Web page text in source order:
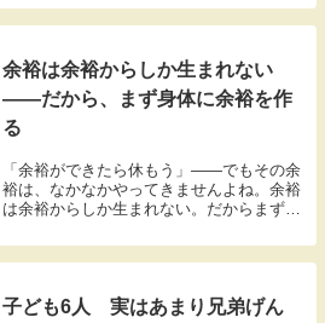
多いと、散髪だけでもかなりの出費になり
ます。時間も、お金も。我が家は子ども6
余裕は余裕からしか生まれない
——だから、まず身体に余裕を作
る
「余裕ができたら休もう」——でもその余
裕は、なかなかやってきませんよね。余裕
は余裕からしか生まれない。だからまず身
をお伝えします。
子ども6人 実はあまり兄弟げん